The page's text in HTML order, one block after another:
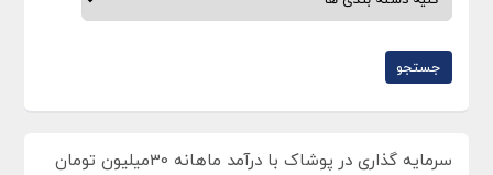
سرمایه گذاری در پوشاک با درآمد ماهانه 30میلیون تومان